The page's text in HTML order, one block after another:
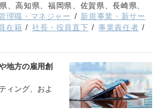
、高知県、福岡県、佐賀県、長崎県、
理職・マネジャー
新規事業・新サー
在籍 社長・役員直下
事業責任者
地方の雇用創
ィング、およ